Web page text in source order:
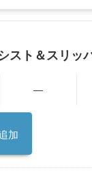
ト＆スリッ
―
加